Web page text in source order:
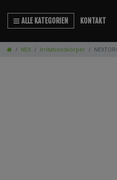
ALLE KATEGORIEN KONTAKT
NEX Irritationskörper